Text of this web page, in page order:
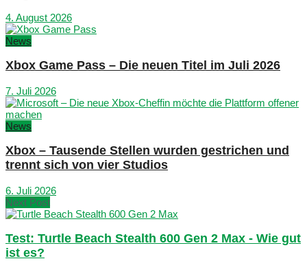
4. August 2026
News
Xbox Game Pass – Die neuen Titel im Juli 2026
7. Juli 2026
News
Xbox – Tausende Stellen wurden gestrichen und
trennt sich von vier Studios
6. Juli 2026
Next Post
Test: Turtle Beach Stealth 600 Gen 2 Max - Wie gut
ist es?